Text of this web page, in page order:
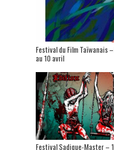
Festival du Film Taïwanais
au 10 avril
Festival Sadique-Master –